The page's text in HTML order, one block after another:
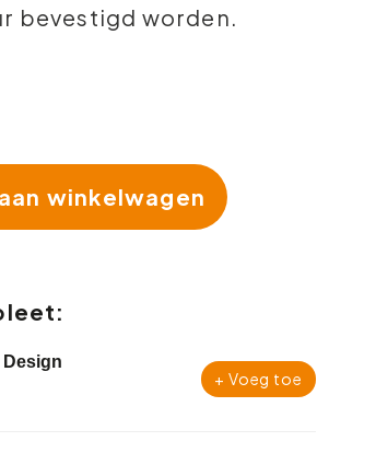
bevestigd worden.
winkelwagen
+ Voeg toe